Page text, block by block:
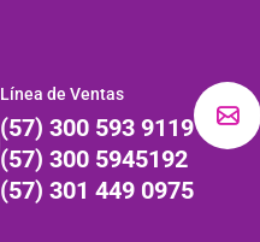
Línea de Ventas
(57) 300 593 9119
(57) 300 5945192
(57) 301 449 0975